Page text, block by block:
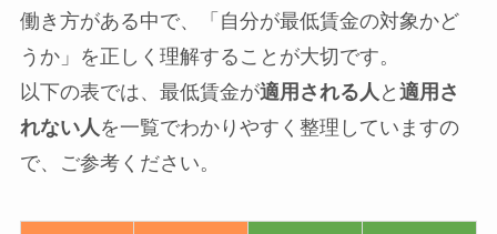
働き方がある中で、「自分が最低賃金の対象かど
うか」を正しく理解することが大切です。
以下の表では、最低賃金が適用される人 と 適用さ
れない人を一覧でわかりやすく整理していますの
で、ご参考ください。